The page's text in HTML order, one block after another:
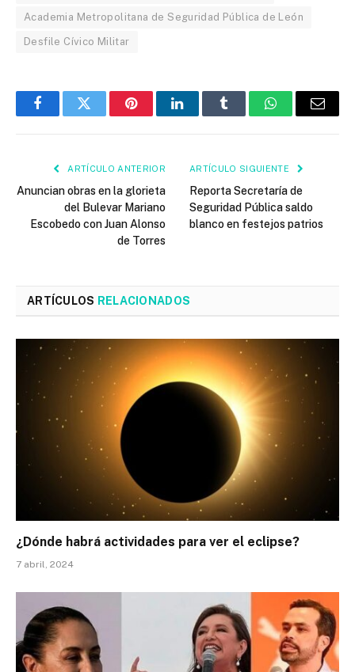
Academia Metropolitana de Seguridad Pública de León
Desfile Cívico Militar
FacebookTwitter PinterestLinkedInTumblr WhatsAppEmail
ARTÍCULO ANTERIOR
Anuncian obras en la glorieta
del Bulevar Mariano
Escobedo con Juan Alonso
de Torres
ARTÍCULO SIGUIENTE
Reporta Secretaría de
Seguridad Pública saldo
blanco en festejos patrios
ARTÍCULOS RELACIONADOS
¿Dónde habrá actividades para ver el eclipse?
7 abril, 2024